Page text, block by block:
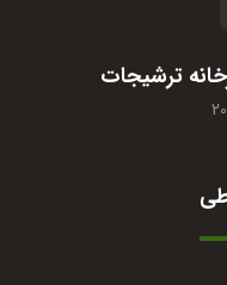
ترشیجات